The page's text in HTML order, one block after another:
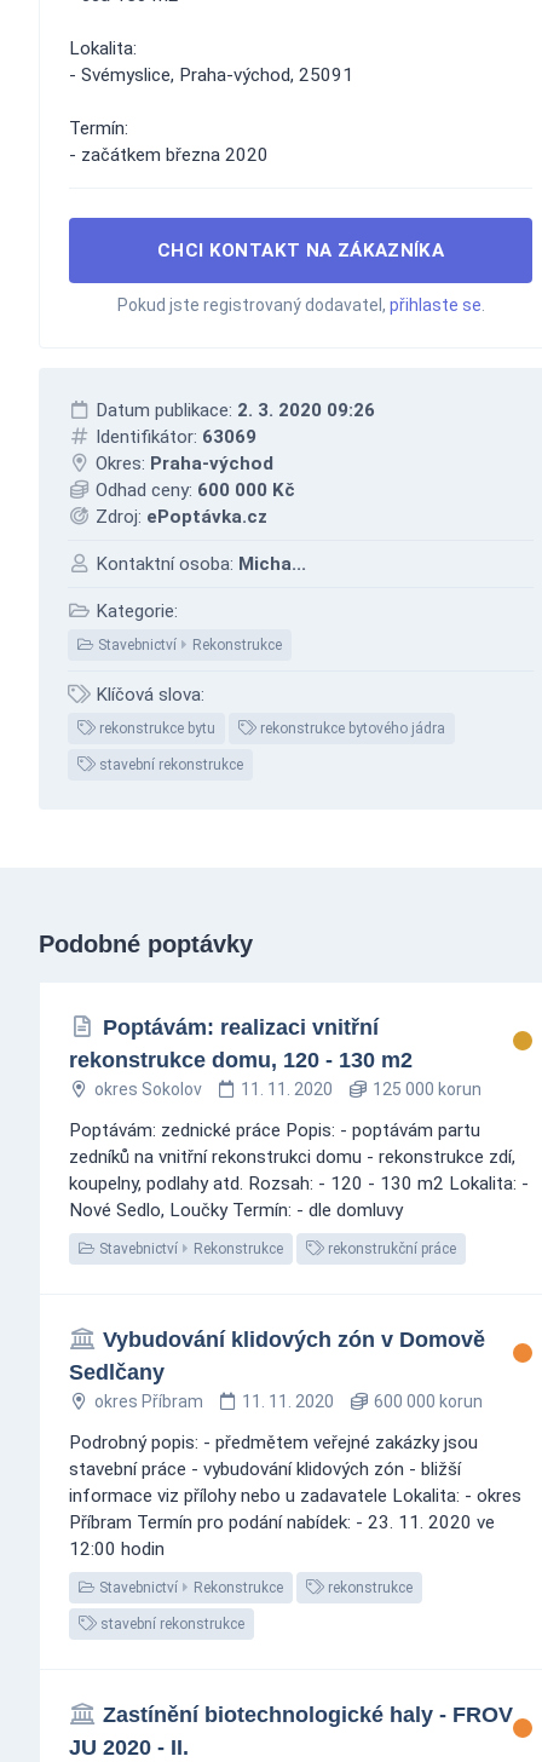
Lokalita:
- Svémyslice, Praha-východ, 25091
Termín:
- začátkem března 2020
CHCI KONTAKT NA ZÁKAZNÍKA
Pokud jste registrovaný dodavatel, přihlaste se
Datum publikace: 2. 3. 2020 09:26
Identifikátor: 63069
Okres: Praha-východ
Odhad ceny: 600 000 Kč
Zdroj: ePoptávka.cz
Kontaktní osoba: Micha...
Kategorie:
Stavebnictví Rekonstrukce
Klíčová slova:
rekonstrukce bytu rekonstrukce bytového jádra
stavební rekonstrukce
Podobné poptávky
Poptávám: realizaci vnitřní
rekonstrukce domu, 120 - 130 m2
okres Sokolov 11. 11. 2020 125 000 korun
Poptávám: zednické práce Popis: - poptávám partu
zedníků na vnitřní rekonstrukci domu - rekonstrukce zdí,
koupelny, podlahy atd. Rozsah: - 120 - 130 m2 Lokalita: -
Nové Sedlo, Loučky Termín: - dle domluvy
Stavebnictví Rekonstrukce rekonstrukční práce
Vybudování klidových zón v Domově
Sedlčany
okres Příbram 11. 11. 2020 600 000 korun
Podrobný popis: - předmětem veřejné zakázky jsou
stavební práce - vybudování klidových zón - bližší
informace viz přílohy nebo u zadavatele Lokalita: - okres
Příbram Termín pro podání nabídek: - 23. 11. 2020 ve
12:00 hodin
Stavebnictví Rekonstrukce rekonstrukce
stavební rekonstrukce
Zastínění biotechnologické haly - FROV
JU 2020 - II.